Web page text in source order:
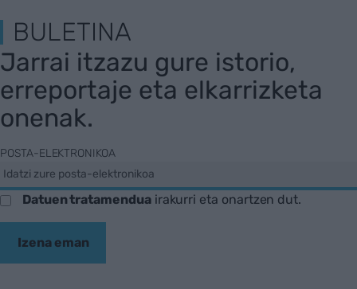
BULETINA
Jarrai itzazu gure istorio,
erreportaje eta elkarrizketa
onenak.
POSTA-ELEKTRONIKOA
Datuen tratamenduairakurri eta onartzen dut.
Izena eman